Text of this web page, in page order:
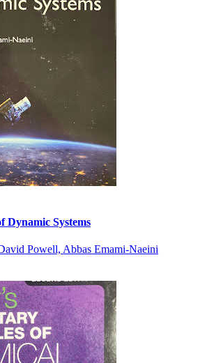
Dynamic Systems
Powell, Abbas Emami-Naeini